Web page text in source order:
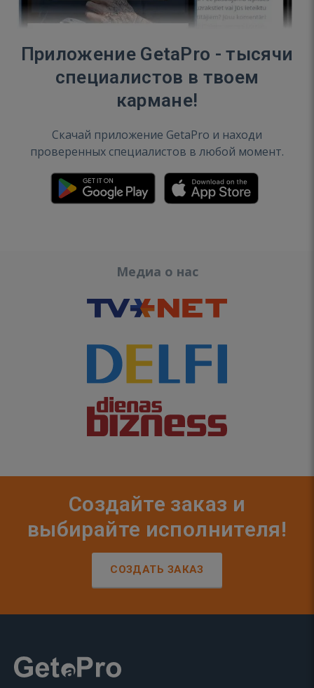
Приложение GetaPro - тысячи
специалистов в твоем
кармане!
Скачай приложение GetaPro и находи
проверенных специалистов в любой момент.
Медиа о нас
Создайте заказ и
выбирайте исполнителя!
СОЗДАТЬ ЗАКАЗ